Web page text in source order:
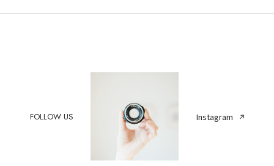
FOLLOW US Instagram